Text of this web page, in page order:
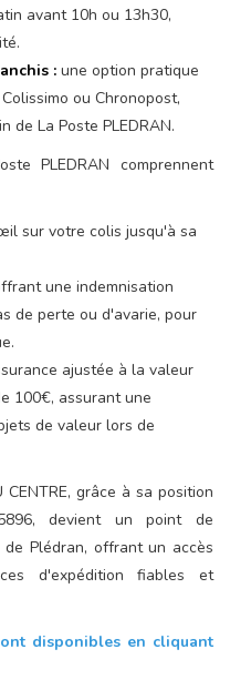
avant 10h ou 13h30,
: une option pratique
ou Chronopost,
de La Poste PLEDRAN.
PLEDRAN comprennent
sur votre colis jusqu'à sa
une indemnisation
de perte ou d'avarie, pour
ajustée à la valeur
100€, assurant une
de valeur lors de
CENTRE, grâce à sa position
devient un point de
Plédran, offrant un accès
d'expédition fiables et
disponibles en cliquant